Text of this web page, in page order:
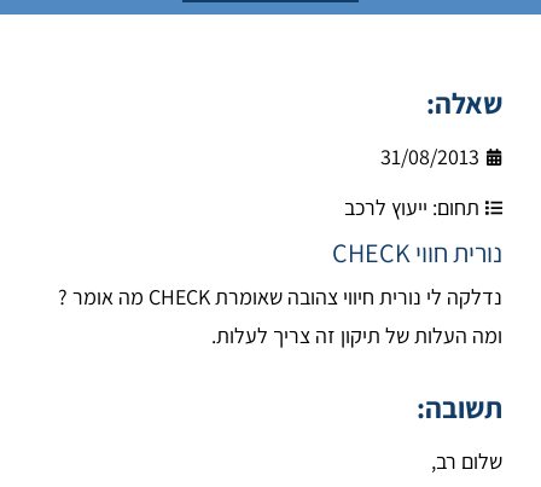
שאלה:
31/08/2013
תחום: ייעוץ לרכב
נורית חווי CHECK
נדלקה לי נורית חיווי צהובה שאומרת CHECK מה אומר ?
ומה העלות של תיקון זה צריך לעלות.
תשובה:
שלום רב,